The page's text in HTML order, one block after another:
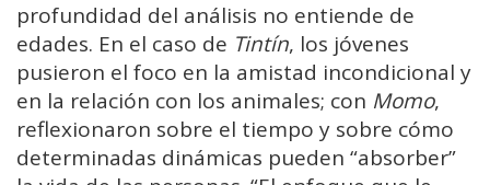
profundidad del análisis no entiende de
edades. En el caso de Tintín, los jóvenes
pusieron el foco en la amistad incondicional y
en la relación con los animales; con Momo,
reflexionaron sobre el tiempo y sobre cómo
determinadas dinámicas pueden “absorber”